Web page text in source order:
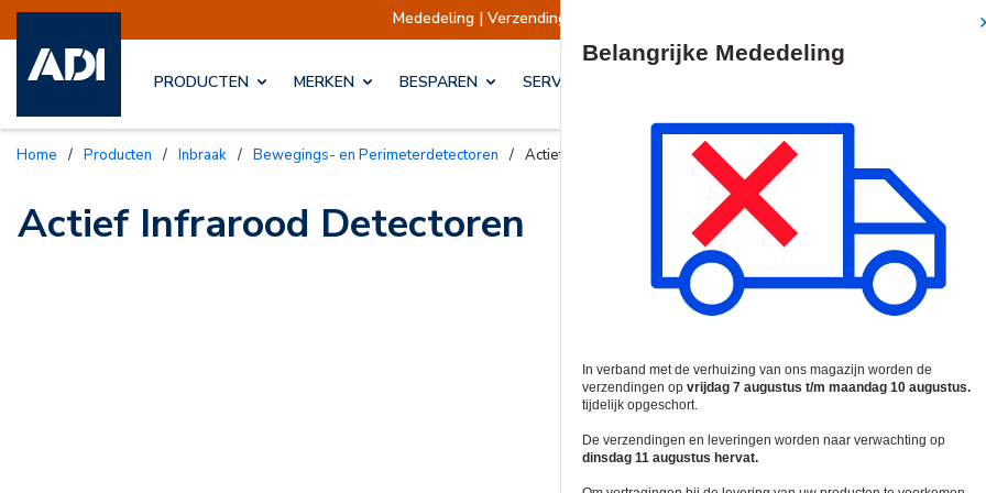
Mededeling | Verzendingen opgeschort Verzendingen
PRODUCTEN MERKEN BESPAREN SERVICES & OPLOSSINGEN
Home / Producten / Inbraak / Bewegings- en Perimeterdetectoren / Actief Infrarood Detectoren
Actief Infrarood Detectoren